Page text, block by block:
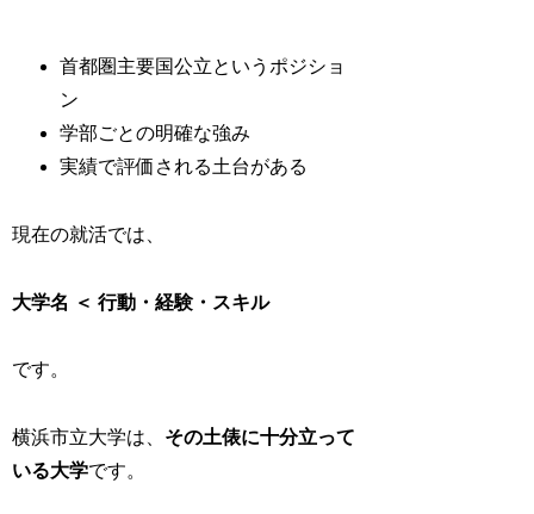
首都圏主要国公立というポジショ
ン
学部ごとの明確な強み
実績で評価される土台がある
現在の就活では、
大学名 ＜ 行動・経験・スキル
です。
横浜市立大学は、 その土俵に十分立って
いる大学です。